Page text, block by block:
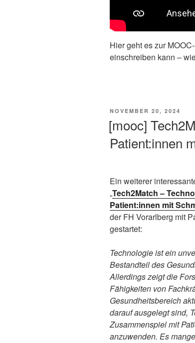
Hier geht es zur
einschreiben kann –
VERÖFFENTLICHT
NOVEMBER 20, 2024
[mooc]
Patient:innen
Ein weiterer
„Tech2Match –
Patient:innen mit
der FH Vorarlberg mit
gestartet:
Technologie ist ein
Bestandteil des
Allerdings zeigt die
Fähigkeiten von
Gesundheitsbereich
darauf ausgelegt sind,
Zusammenspiel mit
anzuwenden. Es